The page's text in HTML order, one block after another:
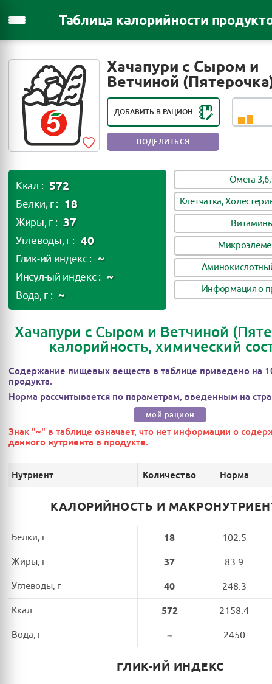
Таблица калорийности
Хачапури с Сыром и
Ветчиной
ДОБАВИТЬ В РАЦИОН
РЕЙТИНГ ПОЛЕЗНОСТИ ПРОДУКТА:
ВРЕДЕН ПРИ ЧАСТОМ
УПОРТРЕБЛЕНИИ
ПОДЕЛИТЬСЯ
Ккал : 572
Белки, г : 18
Жиры, г : 37
Углеводы, г : 40
Глик-ий индекс : ~
Инсул-ый индекс : ~
Вода, г : ~
Омега
Клетчатка,
Информация о
Хачапури с Сыром и Ветчиной
калорийность, химический
Содержание пищевых веществ в таблице приведено на
продукта.
Норма рассчитывается по параметрам, введенным на
мой рацион
Знак "~" в таблице означает, что нет информации о
данного нутриента в продукте.
Нутриент Количество Норма
КАЛОРИЙНОСТЬ И
Белки, г 18 102.5
Жиры, г 37 83.9
Углеводы, г 40 248.3
Ккал 572 2158.4
Вода, г ~ 2450
ГЛИК-ИЙ ИНДЕКС